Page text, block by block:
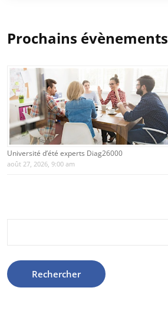
Prochains évènements
Université d’été experts Diag26000
août 27, 2026, 9:00 am